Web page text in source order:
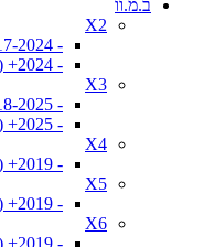
ב.מ.וו
X2
- 2017-2024 (F39)
- 2024+ (U10)
X3
- 2018-2025 (G01)
- 2025+ (G45)
X4
- 2019+ (G02)
X5
- 2019+ (G05)
X6
- 2019+ (G06)